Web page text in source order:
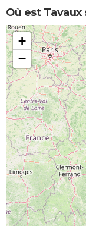
Où est Tavaux
+
−